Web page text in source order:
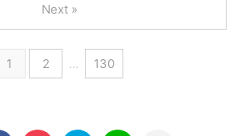
1 2 … 130
Next »